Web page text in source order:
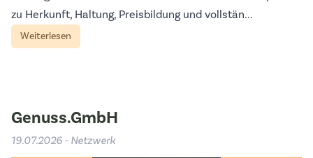
zu Herkunft, Haltung, Preisbildung und vollstän...
Weiterlesen
Genuss.GmbH
19.07.2026 - Netzwerk